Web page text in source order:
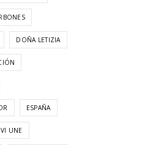
DOÑA LETIZIA
ESPAÑA
UNE